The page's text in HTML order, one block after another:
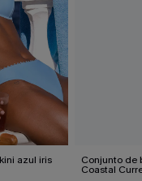
azul iris Conjunto de
Coastal